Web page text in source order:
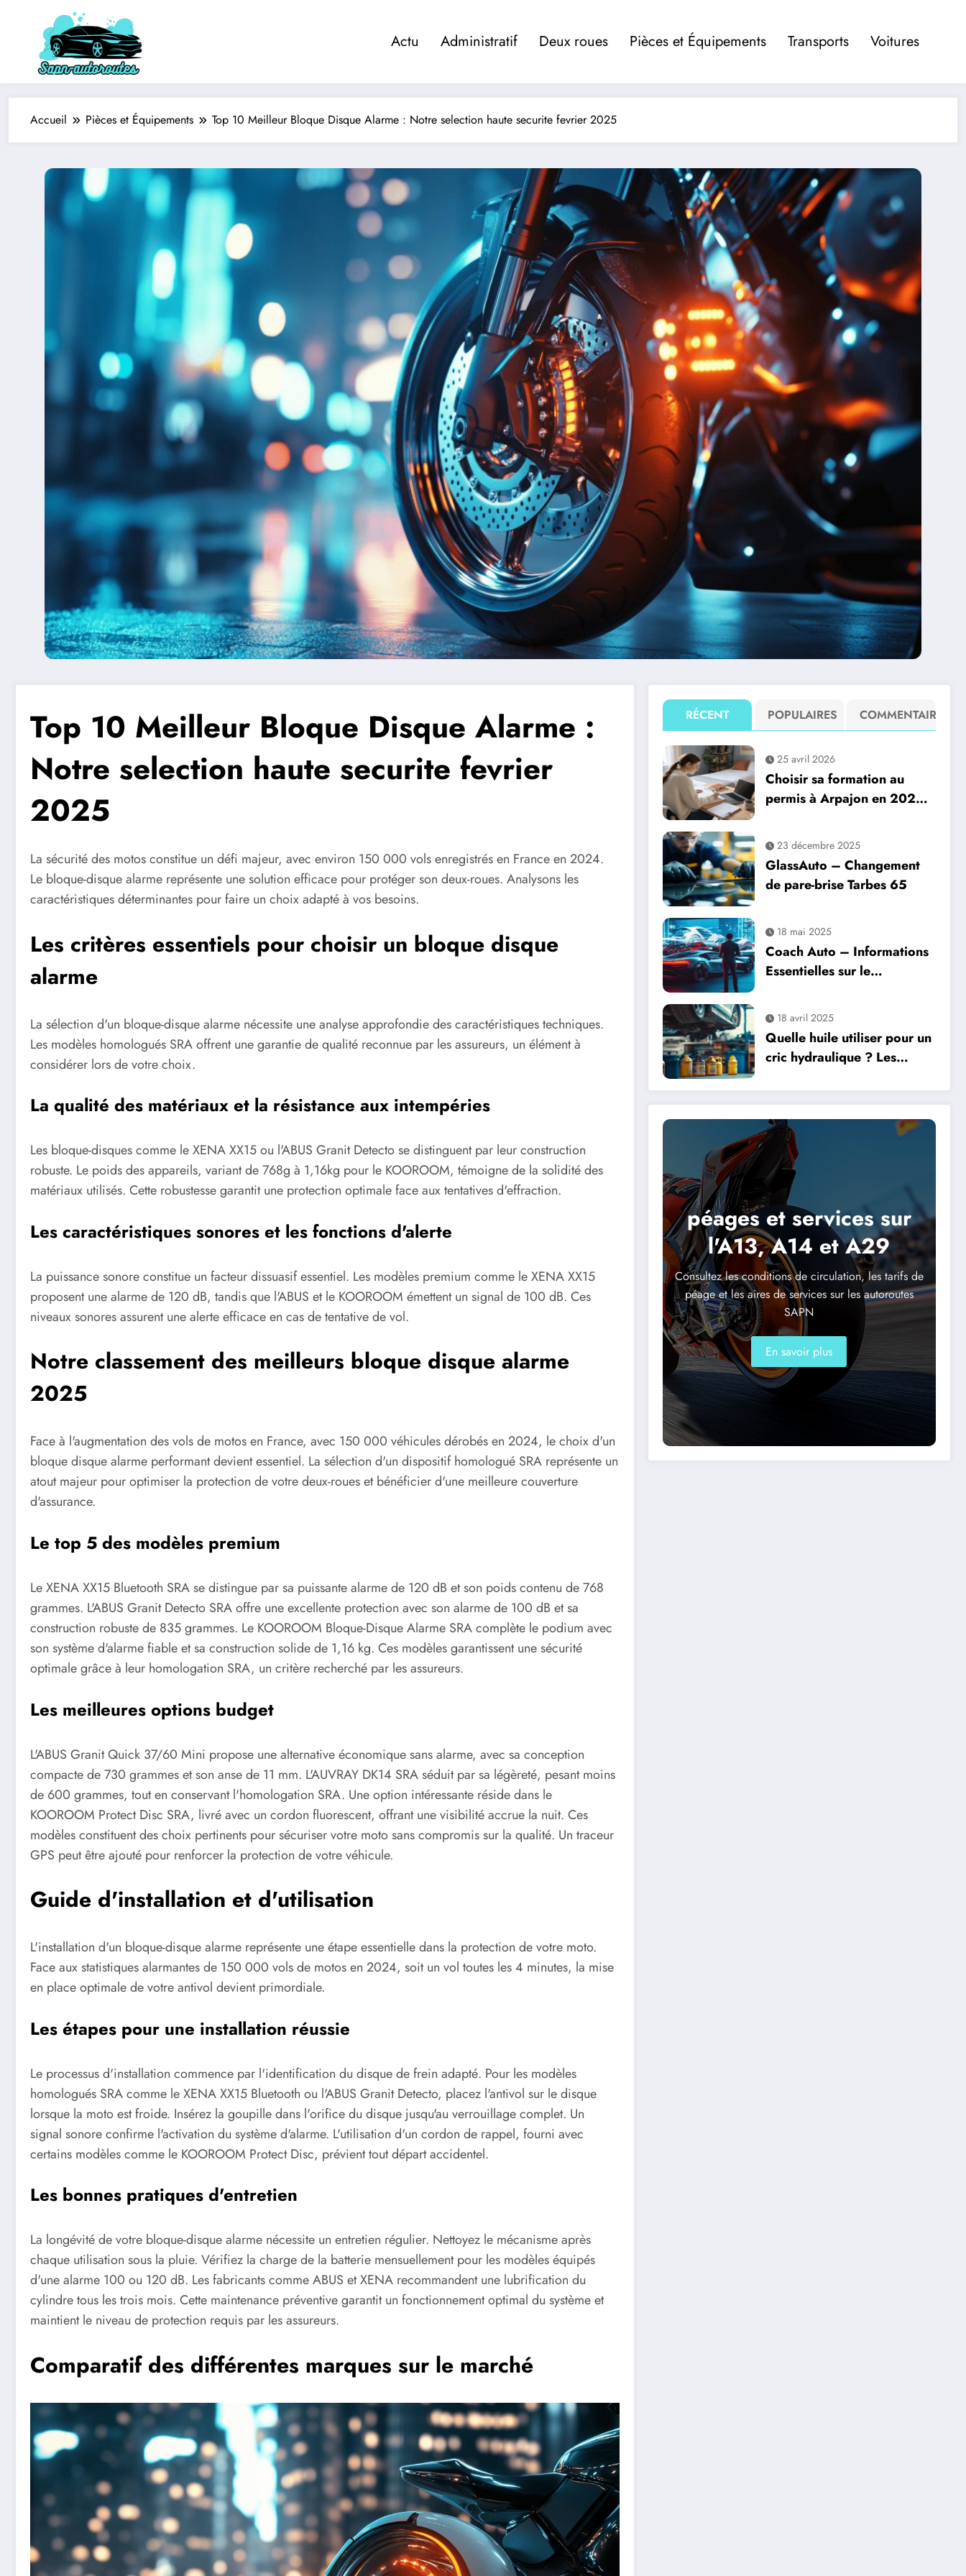
Actu Administratif Deux roues Pièces et Équipements Transports Voitures
Accueil Pièces et Équipements Top 10 Meilleur Bloque Disque Alarme : Notre selection haute securite fevrier 2025
Top 10 Meilleur Bloque Disque Alarme :
Notre selection haute securite fevrier
2025
La sécurité des motos constitue un défi majeur, avec environ 150 000 vols enregistrés en France en 2024.
Le bloque-disque alarme représente une solution efficace pour protéger son deux-roues. Analysons les
caractéristiques déterminantes pour faire un choix adapté à vos besoins.
Les critères essentiels pour choisir un bloque disque
alarme
La sélection d'un bloque-disque alarme nécessite une analyse approfondie des caractéristiques techniques.
Les modèles homologués SRA offrent une garantie de qualité reconnue par les assureurs, un élément à
considérer lors de votre choix.
La qualité des matériaux et la résistance aux intempéries
Les bloque-disques comme le XENA XX15 ou l'ABUS Granit Detecto se distinguent par leur construction
robuste. Le poids des appareils, variant de 768g à 1,16kg pour le KOOROOM, témoigne de la solidité des
matériaux utilisés. Cette robustesse garantit une protection optimale face aux tentatives d'effraction.
Les caractéristiques sonores et les fonctions d'alerte
La puissance sonore constitue un facteur dissuasif essentiel. Les modèles premium comme le XENA XX15
proposent une alarme de 120 dB, tandis que l'ABUS et le KOOROOM émettent un signal de 100 dB. Ces
niveaux sonores assurent une alerte efficace en cas de tentative de vol.
Notre classement des meilleurs bloque disque alarme
2025
Face à l'augmentation des vols de motos en France, avec 150 000 véhicules dérobés en 2024, le choix d'un
bloque disque alarme performant devient essentiel. La sélection d'un dispositif homologué SRA représente un
atout majeur pour optimiser la protection de votre deux-roues et bénéficier d'une meilleure couverture
d'assurance.
Le top 5 des modèles premium
Le XENA XX15 Bluetooth SRA se distingue par sa puissante alarme de 120 dB et son poids contenu de 768
grammes. L'ABUS Granit Detecto SRA offre une excellente protection avec son alarme de 100 dB et sa
construction robuste de 835 grammes. Le KOOROOM Bloque-Disque Alarme SRA complète le podium avec
son système d'alarme fiable et sa construction solide de 1,16 kg. Ces modèles garantissent une sécurité
optimale grâce à leur homologation SRA, un critère recherché par les assureurs.
Les meilleures options budget
L'ABUS Granit Quick 37/60 Mini propose une alternative économique sans alarme, avec sa conception
compacte de 730 grammes et son anse de 11 mm. L'AUVRAY DK14 SRA séduit par sa légèreté, pesant moins
de 600 grammes, tout en conservant l'homologation SRA. Une option intéressante réside dans le
KOOROOM Protect Disc SRA, livré avec un cordon fluorescent, offrant une visibilité accrue la nuit. Ces
modèles constituent des choix pertinents pour sécuriser votre moto sans compromis sur la qualité. Un traceur
GPS peut être ajouté pour renforcer la protection de votre véhicule.
Guide d'installation et d'utilisation
L'installation d'un bloque-disque alarme représente une étape essentielle dans la protection de votre moto.
Face aux statistiques alarmantes de 150 000 vols de motos en 2024, soit un vol toutes les 4 minutes, la mise
en place optimale de votre antivol devient primordiale.
Les étapes pour une installation réussie
Le processus d'installation commence par l'identification du disque de frein adapté. Pour les modèles
homologués SRA comme le XENA XX15 Bluetooth ou l'ABUS Granit Detecto, placez l'antivol sur le disque
lorsque la moto est froide. Insérez la goupille dans l'orifice du disque jusqu'au verrouillage complet. Un
signal sonore confirme l'activation du système d'alarme. L'utilisation d'un cordon de rappel, fourni avec
certains modèles comme le KOOROOM Protect Disc, prévient tout départ accidentel.
Les bonnes pratiques d'entretien
La longévité de votre bloque-disque alarme nécessite un entretien régulier. Nettoyez le mécanisme après
chaque utilisation sous la pluie. Vérifiez la charge de la batterie mensuellement pour les modèles équipés
d'une alarme 100 ou 120 dB. Les fabricants comme ABUS et XENA recommandent une lubrification du
cylindre tous les trois mois. Cette maintenance préventive garantit un fonctionnement optimal du système et
maintient le niveau de protection requis par les assureurs.
Comparatif des différentes marques sur le marché
RÉCENT POPULAIRES COMMENTAIRE
25 avril 2026
Choisir sa formation au
permis à Arpajon en 2026 :
écoles (Ornikar, Auto-école
de la Gare Arpajon, Auto-
école VIP Arpajon)
23 décembre 2025
GlassAuto – Changement
de pare-brise Tarbes 65
18 mai 2025
Coach Auto – Informations
Essentielles sur le
Conduite
18 avril 2025
Quelle huile utiliser pour un
cric hydraulique ? Les
optimale
péages et services sur
l'A13, A14 et A29
Consultez les conditions de circulation, les tarifs de
péage et les aires de services sur les autoroutes
SAPN
En savoir plus